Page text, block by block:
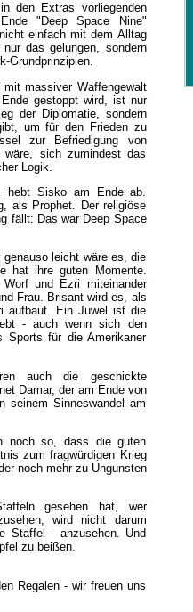
den Extras vorliegenden
"Deep Space Nine"
einfach mit dem Alltag
das gelungen, sondern
Grundprinzipien.
massiver Waffengewalt
gestoppt wird, ist nur
der Diplomatie, sondern
um für den Frieden zu
zur Befriedigung von
sich zumindest das
Logik.
hebt Sisko am Ende ab.
als Prophet. Der religiöse
fällt: Das war Deep Space
leicht wäre es, die
hat ihre guten Momente.
und Ezri miteinander
Frau. Brisant wird es, als
aufbaut. Ein Juwel ist die
- auch wenn sich den
Sports für die Amerikaner
auch die geschickte
Damar, der am Ende von
seinem Sinneswandel am
noch so, dass die guten
zum fragwürdigen Krieg
noch mehr zu Ungunsten
gesehen hat, wer
wird nicht darum
Staffel - anzusehen. Und
zu beißen.
Regalen - wir freuen uns